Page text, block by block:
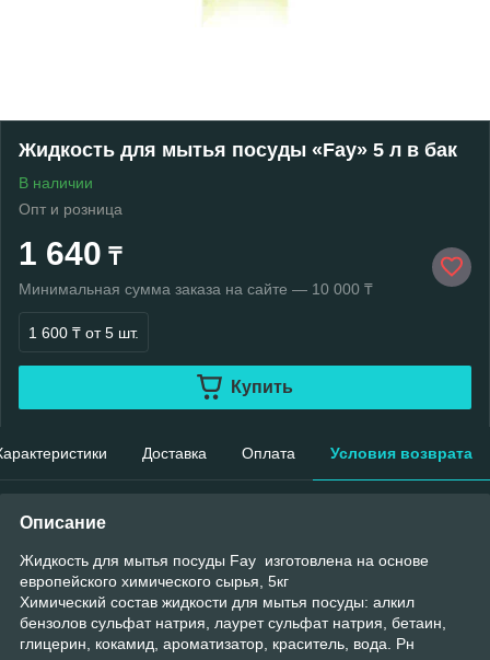
Жидкость для мытья посуды «Fay» 5 л в бак
В наличии
Опт и розница
1 640 ₸
Минимальная сумма заказа на сайте — 10 000 ₸
1 600 ₸ от 5 шт.
Купить
Доставка Оплата Условия возврата
Описание
Жидкость для мытья посуды Fay изготовлена на основе
европейского химического сырья, 5кг
Химический состав жидкости для мытья посуды: алкил
бензолов сульфат натрия, лаурет сульфат натрия, бетаин,
глицерин, кокамид, ароматизатор, краситель, вода. Рн